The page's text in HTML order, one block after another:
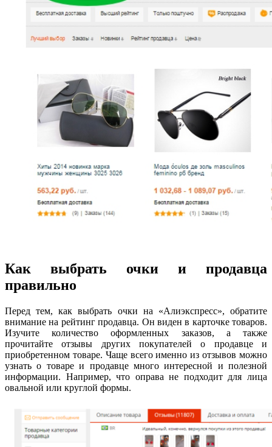
Как выбрать очки и продавца
правильно
Перед тем, как выбрать очки на «Алиэкспресс», обратите
внимание на рейтинг продавца. Он виден в карточке товаров.
Изучите количество оформленных заказов, а также
прочитайте отзывы других покупателей о продавце и
приобретенном товаре. Чаще всего именно из отзывов можно
узнать о товаре и продавце много интересной и полезной
информации. Например, что оправа не подходит для лица
овальной или круглой формы.